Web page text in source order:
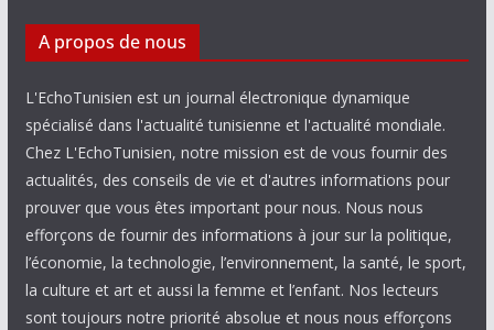
A propos de nous
L'EchoTunisien est un journal électronique dynamique
spécialisé dans l'actualité tunisienne et l'actualité mondiale.
Chez L'EchoTunisien, notre mission est de vous fournir des
actualités, des conseils de vie et d'autres informations pour
prouver que vous êtes important pour nous. Nous nous
efforçons de fournir des informations à jour sur la politique,
l’économie, la technologie, l’environnement, la santé, le sport,
la culture et art et aussi la femme et l’enfant. Nos lecteurs
sont toujours notre priorité absolue et nous nous efforçons